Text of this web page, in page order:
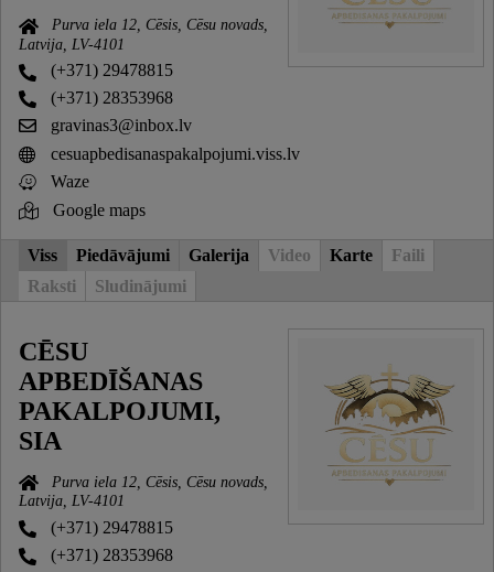
Purva iela 12, Cēsis, Cēsu novads,
Latvija, LV-4101
(+371) 29478815
(+371) 28353968
gravinas3@inbox.lv
cesuapbedisanaspakalpojumi.viss.lv
Waze
Google maps
Viss Piedāvājumi Galerija Video Karte
Faili
Raksti
Sludinājumi
CĒSU
APBEDĪŠANAS
PAKALPOJUMI,
SIA
Purva iela 12, Cēsis, Cēsu novads,
Latvija, LV-4101
(+371) 29478815
(+371) 28353968